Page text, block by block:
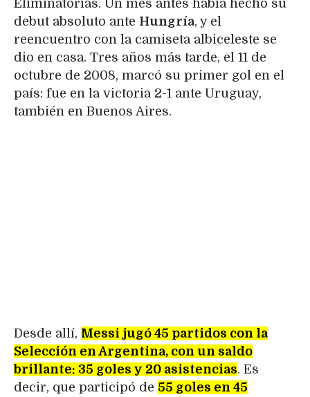
Eliminatorias. Un mes antes había hecho su
debut absoluto ante Hungría, y el
reencuentro con la camiseta albiceleste se
dio en casa. Tres años más tarde, el 11 de
octubre de 2008, marcó su primer gol en el
país: fue en la victoria 2-1 ante Uruguay,
también en Buenos Aires.
Desde allí, Messi jugó 45 partidos con la
Selección en Argentina, con un saldo
brillante: 35 goles y 20 asistencias. Es
decir, que participó de 55 goles en 45